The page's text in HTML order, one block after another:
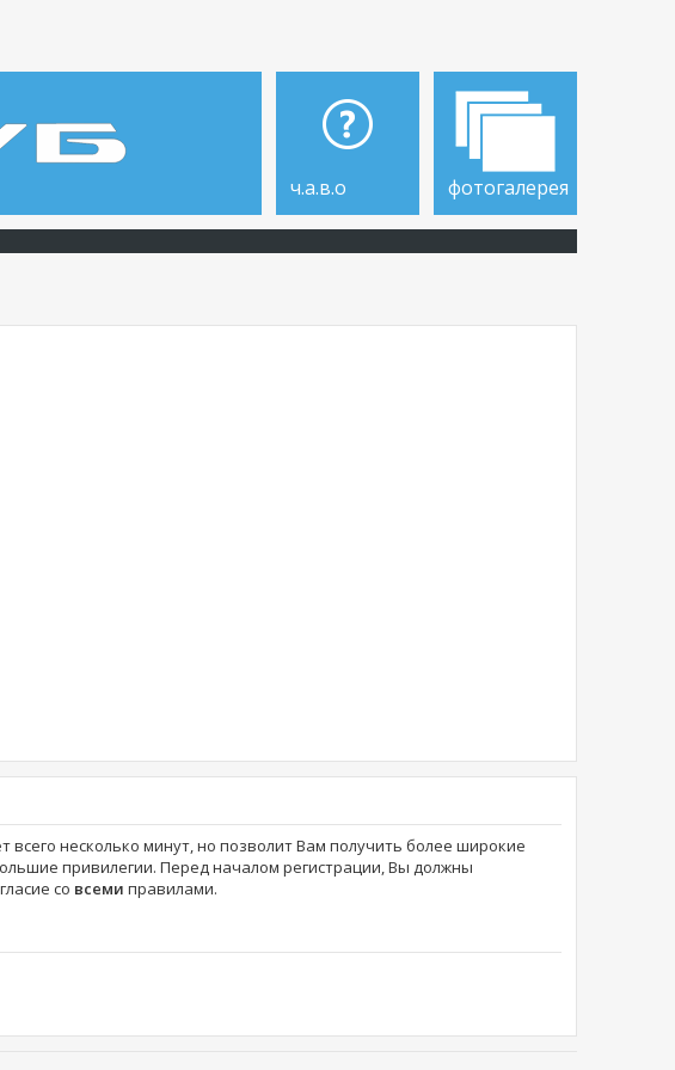
ч.а.в.о фотогалерея
несколько минут, но позволит Вам получить более широкие
привилегии. Перед началом регистрации, Вы должны
со всеми правилами.